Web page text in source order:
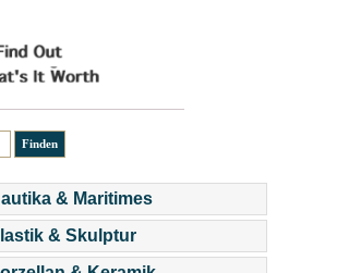
& Maritimes
& Skulptur